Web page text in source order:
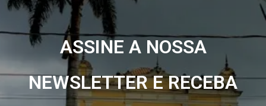
ASSINE A NOSSA
NEWSLETTER E RECEBA